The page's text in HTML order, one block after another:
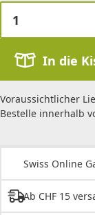
In die
Voraussichtlicher
Bestelle innerhalb
Swiss Online
Ab CHF 15